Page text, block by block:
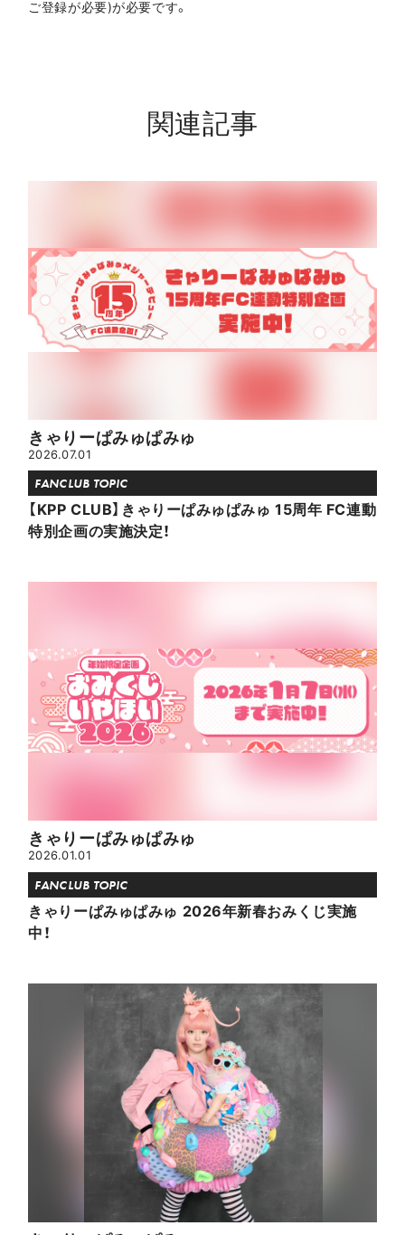
ご登録が必要)が必要です。
関連記事
きゃりーぱみゅぱみゅ
2026.07.01
FANCLUB TOPIC
【KPP CLUB】きゃりーぱみゅぱみゅ 15周年 FC連動
特別企画の実施決定！
きゃりーぱみゅぱみゅ
2026.01.01
FANCLUB TOPIC
きゃりーぱみゅぱみゅ 2026年新春おみくじ実施
中！